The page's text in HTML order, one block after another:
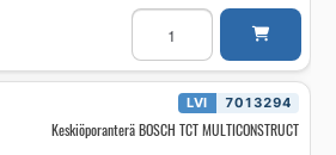
Metalliporanterä
BOSCH
G
10.0X133MM/1KPL
määrä LVI 7013294
Keskiöporanterä BOSCH TCT MULTICONSTRUCT